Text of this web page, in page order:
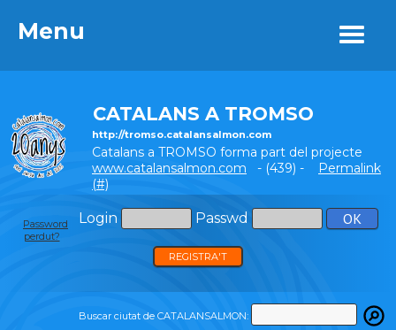
Menu
CATALANS A TROMSO
http://tromso.catalansalmon.com
Catalans a TROMSO forma part del projecte
www.catalansalmon.com - (439) -
Permalink
(#)
Login Passwd
Password
perdut?
REGISTRA'T
Buscar ciutat de CATALANSALMON:
Menu